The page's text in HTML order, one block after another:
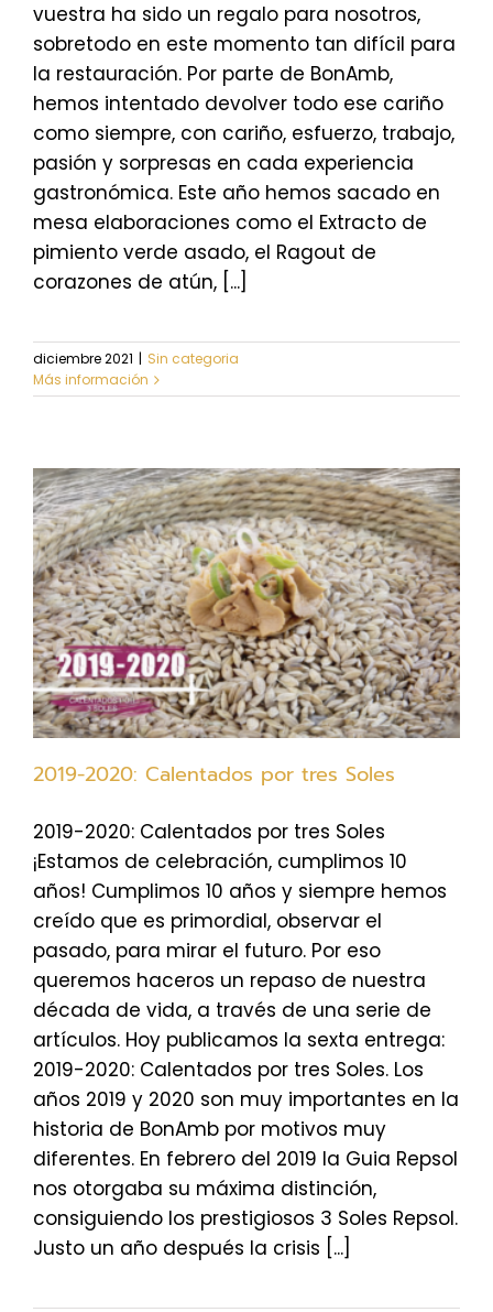
vuestra ha sido un regalo para nosotros,
sobretodo en este momento tan difícil para
la restauración. Por parte de BonAmb,
hemos intentado devolver todo ese cariño
como siempre, con cariño, esfuerzo, trabajo,
pasión y sorpresas en cada experiencia
gastronómica. Este año hemos sacado en
mesa elaboraciones como el Extracto de
pimiento verde asado, el Ragout de
corazones de atún, [...]
diciembre 2021 | Sin categoria
Más información
2019-2020: Calentados por tres Soles
2019-2020: Calentados por tres Soles
¡Estamos de celebración, cumplimos 10
años! Cumplimos 10 años y siempre hemos
creído que es primordial, observar el
pasado, para mirar el futuro. Por eso
queremos haceros un repaso de nuestra
década de vida, a través de una serie de
artículos. Hoy publicamos la sexta entrega:
2019-2020: Calentados por tres Soles. Los
años 2019 y 2020 son muy importantes en la
historia de BonAmb por motivos muy
diferentes. En febrero del 2019 la Guia Repsol
nos otorgaba su máxima distinción,
consiguiendo los prestigiosos 3 Soles Repsol.
Justo un año después la crisis [...]